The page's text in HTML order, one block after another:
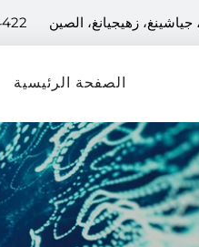
زهيجيانغ، الصين
الصفحة الرئيسية